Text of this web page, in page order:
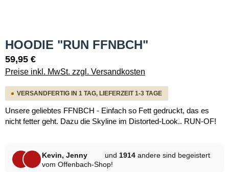
HOODIE "RUN FFNBCH"
59,95 €
Preise inkl. MwSt. zzgl. Versandkosten
VERSANDFERTIG IN 1 TAG, LIEFERZEIT 1-3 TAGE
Unsere geliebtes FFNBCH - Einfach so Fett gedruckt, das es
nicht fetter geht. Dazu die Skyline im Distorted-Look.. RUN-OF!
Kevin, Jenny und 1914 andere sind begeistert
vom Offenbach-Shop!